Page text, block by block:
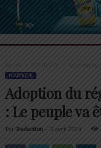
Accueil POLITIQUE Adoption
POLITIQUE
Adoption du
: Le peuple va
Par Redaction - 3 avril 2024